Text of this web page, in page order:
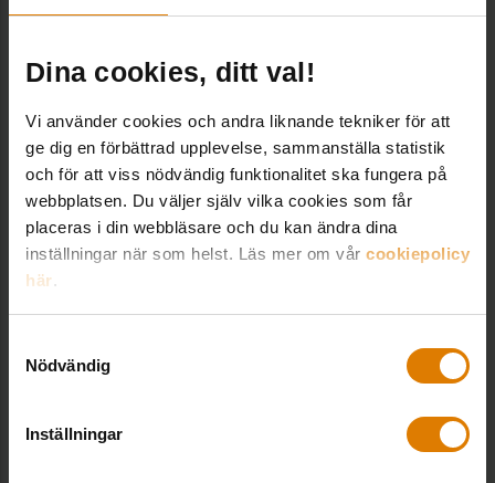
Dina cookies, ditt val!
Vi använder cookies och andra liknande tekniker för att
ge dig en förbättrad upplevelse, sammanställa statistik
och för att viss nödvändig funktionalitet ska fungera på
webbplatsen. Du väljer själv vilka cookies som får
placeras i din webbläsare och du kan ändra dina
inställningar när som helst. Läs mer om vår cookiepolicy
här.
Nödvändig
Inställningar
Dela:
Fler goda exempel från Allmännyttan